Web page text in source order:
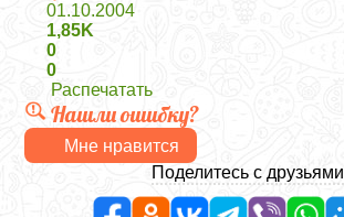
01.10.2004
1,85K
0
0
Распечатать
Нашли ошибку?
Мне нравится
Поделитесь с друзьями